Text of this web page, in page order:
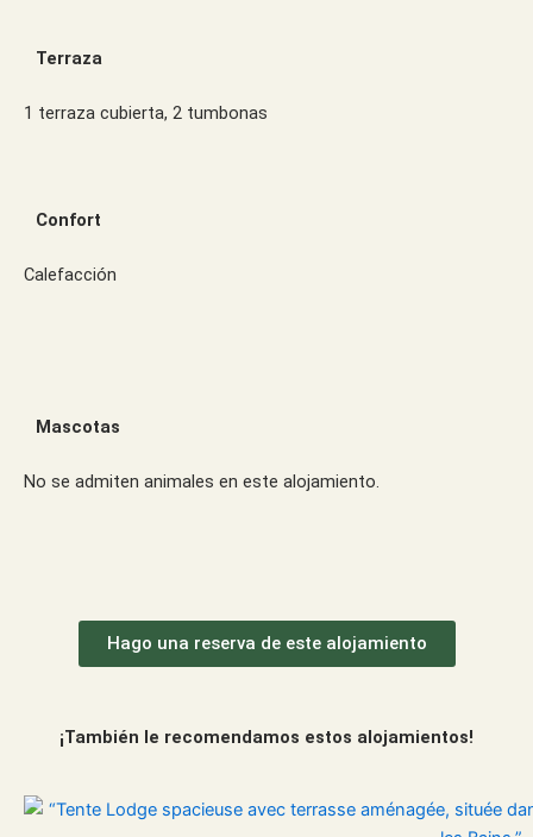
Terraza
1 terraza cubierta, 2 tumbonas
Confort
Calefacción
Mascotas
No se admiten animales en este alojamiento.
Hago una reserva de este alojamiento
¡También le recomendamos estos alojamientos!